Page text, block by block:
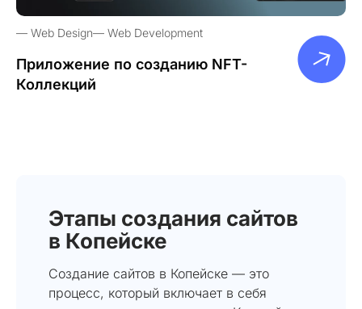
Web Design Web Development
Приложение по созданию NFT-
Коллекций
Этапы создания сайтов
в Копейске
Создание сайтов в Копейске — это
процесс, который включает в себя